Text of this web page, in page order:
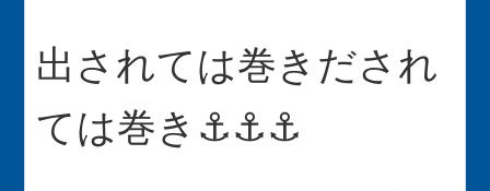
出されては巻きだされ
ては巻き⚓⚓⚓